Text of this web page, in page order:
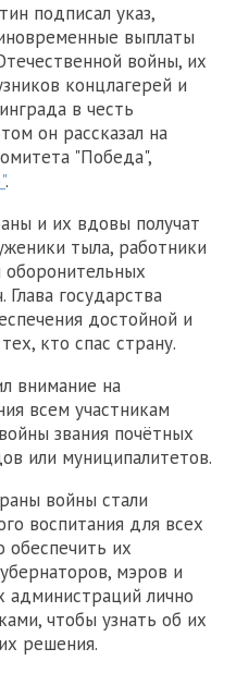
подписал указ,
выплаты
войны, их
концлагерей и
в честь
он рассказал на
"Победа",
.
и их вдовы получат
тыла, работники
оборонительных
государства
достойной и
кто спас страну.
внимание на
всем участникам
звания почётных
или муниципалитетов.
войны стали
воспитания для всех
обеспечить их
мэров и
администраций лично
чтобы узнать об их
решения.